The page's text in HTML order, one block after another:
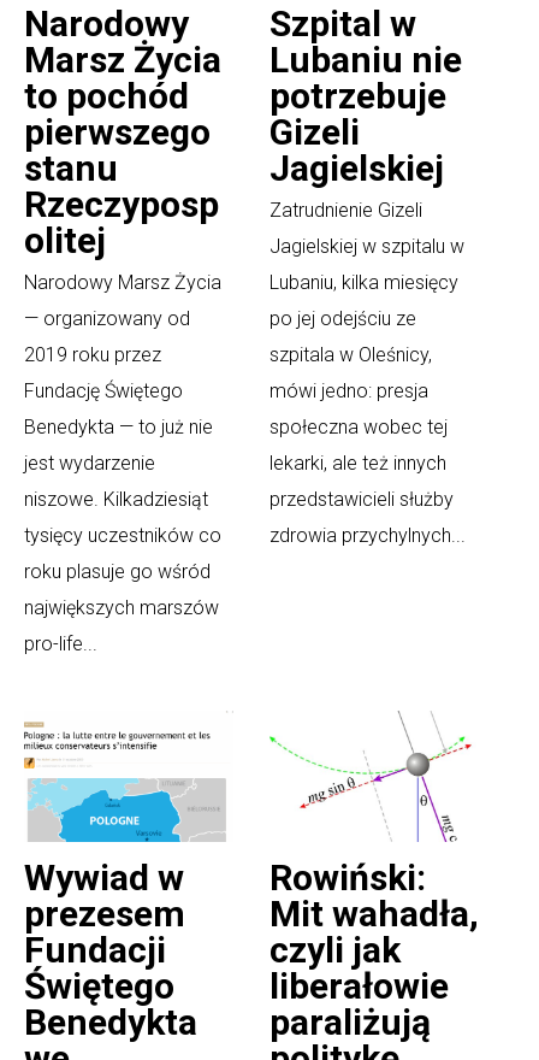
Narodowy
Marsz Życia
to pochód
pierwszego
stanu
Rzeczyposp
olitej
Narodowy Marsz Życia
— organizowany od
2019 roku przez
Fundację Świętego
Benedykta — to już nie
jest wydarzenie
niszowe. Kilkadziesiąt
tysięcy uczestników co
roku plasuje go wśród
największych marszów
pro-life...
Szpital w
Lubaniu nie
potrzebuje
Gizeli
Jagielskiej
Zatrudnienie Gizeli
Jagielskiej w szpitalu w
Lubaniu, kilka miesięcy
po jej odejściu ze
szpitala w Oleśnicy,
mówi jedno: presja
społeczna wobec tej
lekarki, ale też innych
przedstawicieli służby
zdrowia przychylnych...
Wywiad w
prezesem
Fundacji
Świętego
Benedykta
Rowiński:
Mit wahadła,
czyli jak
liberałowie
paraliżują